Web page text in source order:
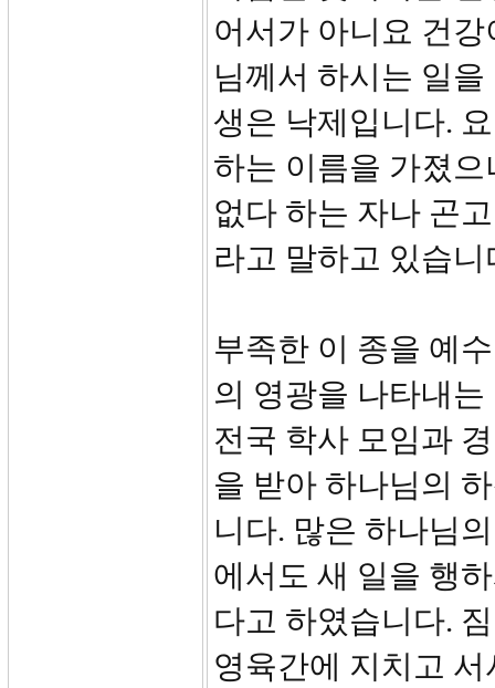
어서가 아니요 건
님께서 하시는 일
생은 낙제입니다.
하는 이름을 가졌
없다 하는 자나 곤
라고 말하고 있습니
부족한 이 종을 예
의 영광을 나타내
전국 학사 모임과
을 받아 하나님의
니다. 많은 하나님
에서도 새 일을 행
다고 하였습니다.
영육간에 지치고